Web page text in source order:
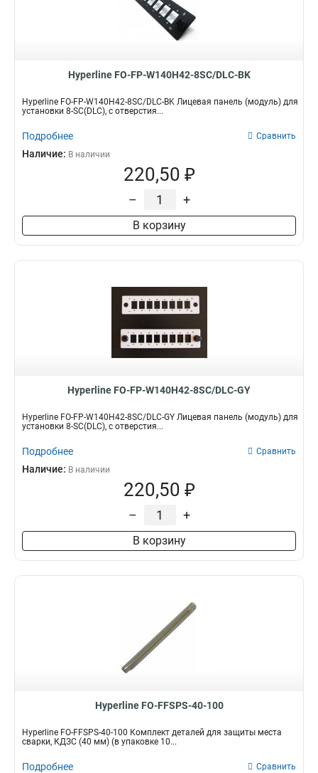
Hyperline FO-FP-W140H42-8SC/DLC-BK
Hyperline FO-FP-W140H42-8SC/DLC-BK Лицевая панель (модуль) для
установки 8-SC(DLC), с отверстия...
Подробнее Сравнить
Наличие: В наличии
220,50 ₽
– +
В корзину
Hyperline FO-FP-W140H42-8SC/DLC-GY
Hyperline FO-FP-W140H42-8SC/DLC-GY Лицевая панель (модуль) для
установки 8-SC(DLC), с отверстия...
Подробнее Сравнить
Наличие: В наличии
220,50 ₽
– +
В корзину
Hyperline FO-FFSPS-40-100
Hyperline FO-FFSPS-40-100 Комплект деталей для защиты места
сварки, КДЗС (40 мм) (в упаковке 10...
Подробнее Сравнить